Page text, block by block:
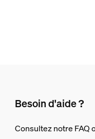
Besoin d'aide ?
Consultez notre FAQ